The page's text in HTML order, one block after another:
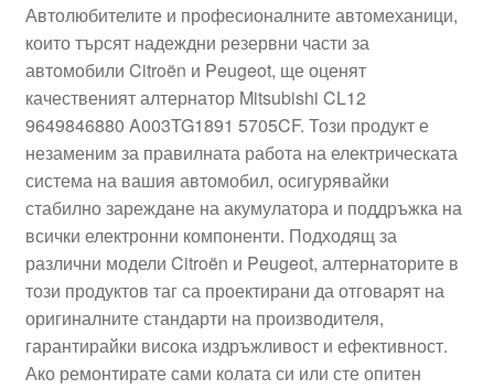
Количка
Контакт
Плащанията
Политика за поверителност
Правила и условия
Автолюбителите и професионалните автомеханици,
които търсят надеждни резервни части за
автомобили Citroën и Peugeot, ще оценят
качественият алтернатор Mitsubishi CL12
9649846880 A003TG1891 5705CF. Този продукт е
незаменим за правилната работа на електрическата
система на вашия автомобил, осигурявайки
стабилно зареждане на акумулатора и поддръжка на
всички електронни компоненти. Подходящ за
различни модели Citroën и Peugeot, алтернаторите в
този продуктов таг са проектирани да отговарят на
оригиналните стандарти на производителя,
гарантирайки висока издръжливост и ефективност.
Ако ремонтирате сами колата си или сте опитен